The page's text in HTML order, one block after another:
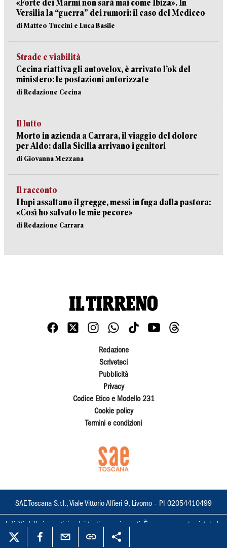
«Forte dei Marmi non sarà mai come Ibiza». In
Versilia la “guerra” dei rumori: il caso del Mediceo
di Matteo Tuccini e Luca Basile
Strade e viabilità
Cecina riattiva gli autovelox, è arrivato l’ok del
ministero: le postazioni autorizzate
di Redazione Cecina
Il lutto
Morto in azienda a Carrara, il viaggio del dolore
per Aldo: dalla Sicilia arrivano i genitori
di Giovanna Mezzana
Il racconto
I lupi assaltano il gregge, messi in fuga dalla pastora:
«Così ho salvato le mie pecore»
di Redazione Carrara
Redazione
Scriveteci
Pubblicità
Privacy
Codice Etico e Modello 231
Cookie policy
Termini e condizioni
SAE Toscana S.r.l., Viale Vittorio Alfieri 9, Livorno – PI 02054410499
I diritti delle immagini e dei testi sono riservati. È espressamente vietata la
loro riproduzione con qualsiasi mezzo e l'adattamento totale o parziale.